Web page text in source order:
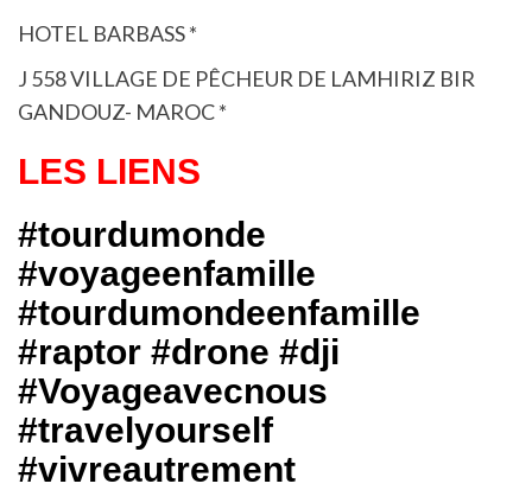
HOTEL BARBASS *
J 558 VILLAGE DE PÊCHEUR DE LAMHIRIZ BIR
GANDOUZ- MAROC *
LES LIENS
#tourdumonde
#voyageenfamille
#tourdumondeenfamille
#raptor #drone #dji
#Voyageavecnous
#travelyourself
#vivreautrement